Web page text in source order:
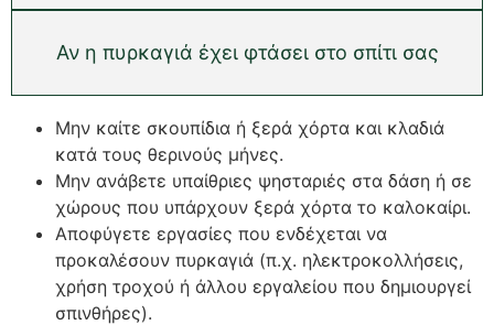
Αν η πυρκαγιά έχει φτάσει στο σπίτι σας
Μην καίτε σκουπίδια ή ξερά χόρτα και κλαδιά
κατά τους θερινούς μήνες.
Μην ανάβετε υπαίθριες ψησταριές στα δάση ή σε
χώρους που υπάρχουν ξερά χόρτα το καλοκαίρι.
Αποφύγετε εργασίες που ενδέχεται να
προκαλέσουν πυρκαγιά (π.χ. ηλεκτροκολλήσεις,
χρήση τροχού ή άλλου εργαλείου που δημιουργεί
σπινθήρες).